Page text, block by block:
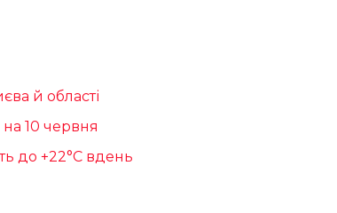
й області
10 червня
до +22°С вдень